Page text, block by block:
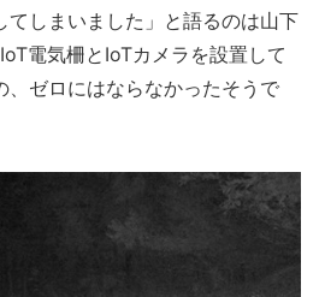
てしまいました」と語るのは山下
電気柵とIoTカメラを設置して
、ゼロにはならなかったそうで